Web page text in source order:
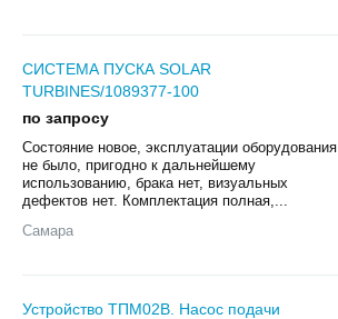
СИСТЕМА ПУСКА SOLAR
TURBINES/1089377-100
по запросу
Состояние новое, эксплуатации оборудования
не было, пригодно к дальнейшему
использованию, брака нет, визуальных
дефектов нет. Комплектация полная,...
Самара
Устройство ТПМ02В. Насос подачи